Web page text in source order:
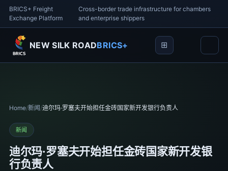
BRICS+ Freight
Exchange Platform
Cross-border trade infrastructure for chambers
and enterprise shippers
NEW SILK ROADBRICS+
Home/新闻 /迪尔玛·罗塞夫开始担任金砖国家新开发银行负责人
新闻
迪尔玛·罗塞夫开始担任金砖国家新开发银
行负责人